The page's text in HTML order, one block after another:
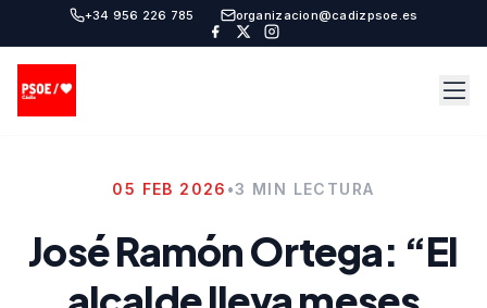
+34 956 226 785 organizacion@cadizpsoe.es
05 FEB 2026 •3 MIN LECTURA
José Ramón Ortega: “El